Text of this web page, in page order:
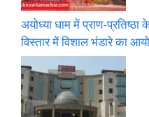
अयोध्या धाम में प्राण-
विस्तार में विशाल भंडारे का